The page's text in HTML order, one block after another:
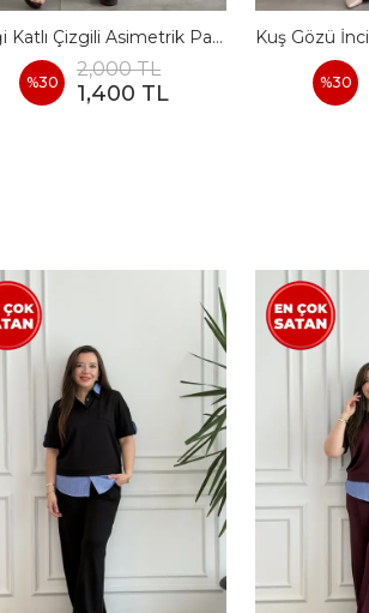
Eteği Katlı Çizgili Asimetrik Pamuk Elbise
%30
2,000 TL
1,400 TL %30